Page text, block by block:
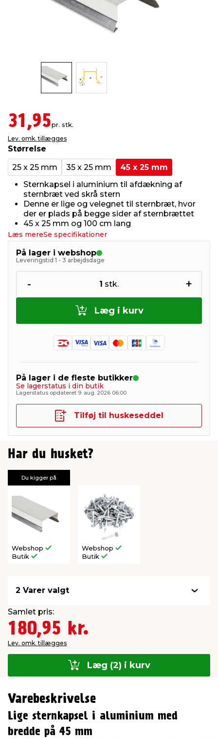
& ukrudt
& standere
& syltning
31,95pr. stk.
Lev. omk. tillægges
Størrelse
25 x 25 mm
35 x 25 mm
45 x 25 mm
Sternkapsel i aluminium til afdækning af
sternbræt ved skrå stern
Denne er lige og velegnet til sternbræt, hvor
der er plads på begge sider af sternbrættet
45 x 25 mm og 100 cm lang
Læs mereSe specifikationer
På lager i webshop
Leveringstid 1 - 3 arbejdsdage
- 1 stk. +
Læg i kurv
På lager i de fleste butikker
Se lagerstatus i din butik
Lagerstatus opdateret 9. aug. 2026 06:00
Tilføj til huskeseddel
Har du husket?
Du kigger på
Webshop
Butik
Webshop
Butik
2 Varer valgt
Samlet pris:
180,95 kr.
Lev. omk. tillægges
Læg (2) i kurv
Varebeskrivelse
Lige sternkapsel i aluminium med
bredde på 45 mm